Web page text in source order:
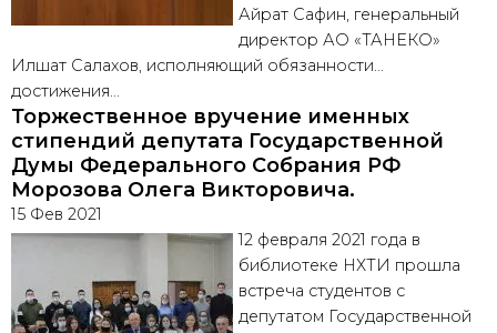
Айрат Сафин, генеральный
директор АО «ТАНЕКО»
Илшат Салахов, исполняющий обязанности…
достижения…
Торжественное вручение именных
стипендий депутата Государственной
Думы Федерального Собрания РФ
Морозова Олега Викторовича.
15 Фев 2021
12 февраля 2021 года в
библиотеке НХТИ прошла
встреча студентов с
депутатом Государственной